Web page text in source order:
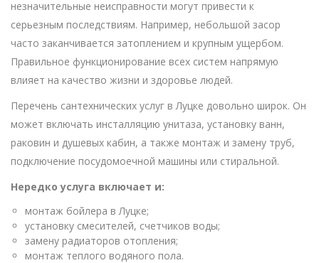
незначительные неисправности могут привести к
серьезным последствиям. Например, небольшой засор
часто заканчивается затоплением и крупным ущербом.
Правильное функционирование всех систем напрямую
влияет на качество жизни и здоровье людей.
Перечень сантехнических услуг в Луцке довольно широк. Он
может включать инсталляцию унитаза, установку ванн,
раковин и душевых кабин, а также монтаж и замену труб,
подключение посудомоечной машины или стиральной.
Нередко услуга включает и:
монтаж бойлера в Луцке;
установку смесителей, счетчиков воды;
замену радиаторов отопления;
монтаж теплого водяного пола.